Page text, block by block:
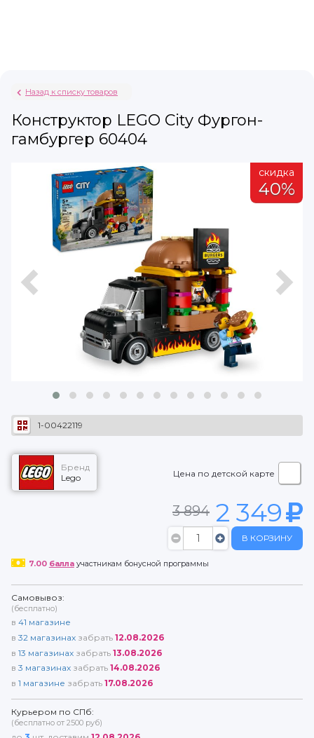
Назад к списку товаров
Конструктор LEGO City Фургон-
гамбургер 60404
скидка
40%
1-00422119
Бренд
Lego
Цена по детской карте
3 894 2 349
В КОРЗИНУ
7.00 баллаучастникам бонусной программы
Самовывоз:
(бесплатно)
в 41 магазине
в 32 магазинах забрать 12.08.2026
в 13 магазинах забрать 13.08.2026
в 3 магазинах забрать 14.08.2026
в 1 магазине забрать 17.08.2026
Курьером по СПб:
(бесплатно от 2500 руб)